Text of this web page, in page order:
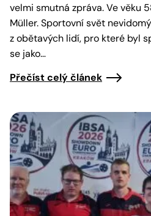
velmi smutná zpráva. Ve věku
Müller. Sportovní svět
z obětavých lidí, pro které byl
se jako…
Přečíst celý článek